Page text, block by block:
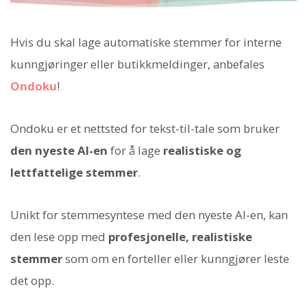
Hvis du skal lage automatiske stemmer for interne
kunngjøringer eller butikkmeldinger, anbefales
Ondoku!
Ondoku er et nettsted for tekst-til-tale som bruker
den nyeste AI-en for å lage realistiske og
lettfattelige stemmer.
Unikt for stemmesyntese med den nyeste AI-en, kan
den lese opp med profesjonelle, realistiske
stemmersom om en forteller eller kunngjører leste
det opp.